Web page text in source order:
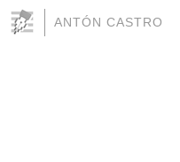
ANTÓN CASTRO